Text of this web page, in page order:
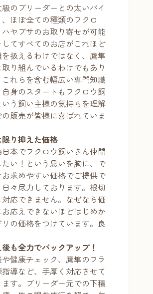
のブリーダーとの太いパイ
、ほぼ全ての種類のフクロ
ハヤブサのお取り寄せが可能
してすべてのお店がこれほど
扱えるわけではなく、鷹隼
り組んでいるわけでもあり
これらを含む幅広い専門知識
自身のスタートもフクロウ飼
いう飼い主様の気持ちを理解
の販売が皆様に喜ばれていま
り抑えた価格
本でフクロウ飼いさん仲間
たい！という思いを胸に、で
お求めやすい価格でご提供で
日々尽力しております。根切
対応できません。なぜなら価
応えできないほどはじめか
リの価格をつけています。良
も全力でバックアップ！
健康チェック、鷹隼のフラ
導など、手厚く対応させて
す。ブリーダー元での下積